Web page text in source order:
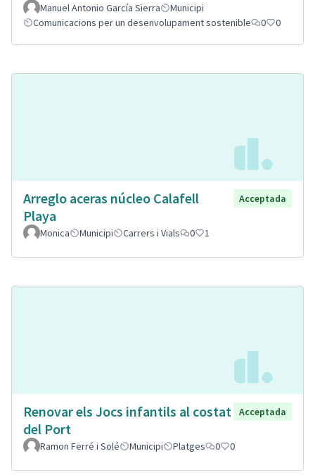
Manuel Antonio García Sierra
Municipi
Comunicacions per un desenvolupament sostenible
0 0
Arreglo aceras núcleo Calafell
Playa
Acceptada
Monica Municipi Carrers i Vials 0 1
Renovar els Jocs infantils al costat
del Port
Acceptada
Ramon Ferré i Solé Municipi Platges 0 0